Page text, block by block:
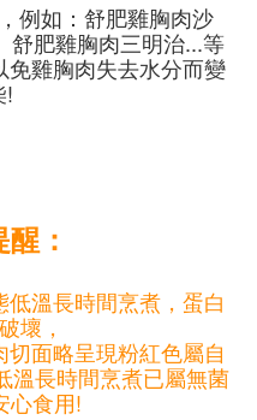
例如：舒肥雞胸肉沙
舒肥雞胸肉三明治...等
雞胸肉失去水分而變
!
：
溫長時間烹煮，蛋白
壞，
面略呈現粉紅色屬自
溫長時間烹煮已屬無菌
心食用!